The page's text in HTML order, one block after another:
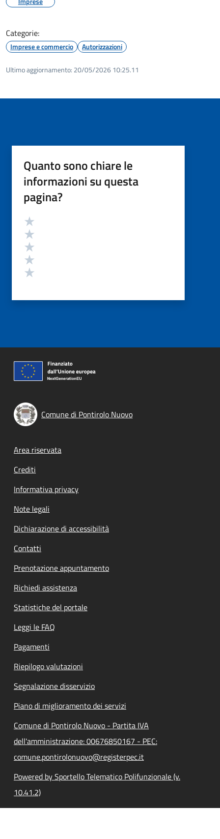
Categorie:
Imprese e commercio Autorizzazioni
Ultimo aggiornamento: 20/05/2026 10:25.11
Quanto sono chiare le
informazioni su questa
pagina?
Valutazione
Comune di Pontirolo Nuovo
Footer menu
Area riservata
Crediti
Informativa privacy
Note legali
Dichiarazione di accessibilità
Contatti
Prenotazione appuntamento
Richiedi assistenza
Statistiche del portale
Leggi le FAQ
Pagamenti
Riepilogo valutazioni
Segnalazione disservizio
Piano di miglioramento dei servizi
Comune di Pontirolo Nuovo - Partita IVA
dell'amministrazione: 00676850167 - PEC:
comune.pontirolonuovo@registerpec.it
Powered by Sportello Telematico Polifunzionale (v.
10.41.2)